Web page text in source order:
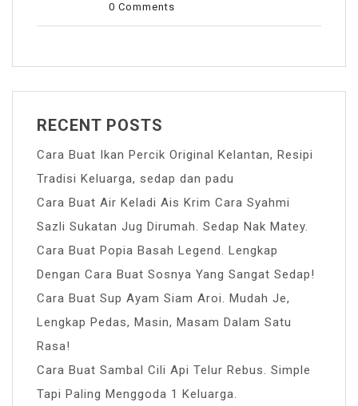
0 Comments
RECENT POSTS
Cara Buat Ikan Percik Original Kelantan, Resipi
Tradisi Keluarga, sedap dan padu
Cara Buat Air Keladi Ais Krim Cara Syahmi
Sazli Sukatan Jug Dirumah. Sedap Nak Matey.
Cara Buat Popia Basah Legend. Lengkap
Dengan Cara Buat Sosnya Yang Sangat Sedap!
Cara Buat Sup Ayam Siam Aroi. Mudah Je,
Lengkap Pedas, Masin, Masam Dalam Satu
Rasa!
Cara Buat Sambal Cili Api Telur Rebus. Simple
Tapi Paling Menggoda 1 Keluarga.